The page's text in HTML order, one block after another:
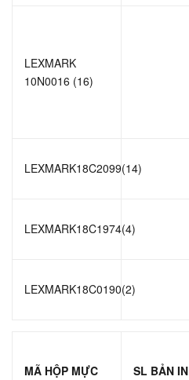
LEXMARK
10N0016 (16)
LEXMARK18C2099(14)
LEXMARK18C1974(4)
LEXMARK18C0190(2)
MÃ HỘP MỰC SL BẢN IN